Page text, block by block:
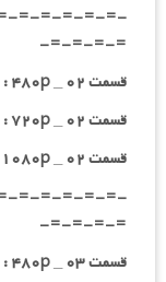
=-=-=-=-=-
=-=-=-=-
قسمت ۰۲ _ ۴۸۰p : | لینک مستقیم |
قسمت ۰۲ _ ۷۲۰p : | لینک مستقیم |
قسمت ۰۲ _ ۱۰۸۰p : | لینک مستقیم |
=-=-=-=-=-
=-=-=-=-
قسمت ۰۳ _ ۴۸۰p : | لینک مستقیم |